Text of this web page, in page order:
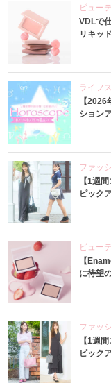
ビュー
VDLで
リキッ
ライフ
【
ション
ファッ
【1週
ピック
ビュー
【
に待望
ファッ
【1週
ピック